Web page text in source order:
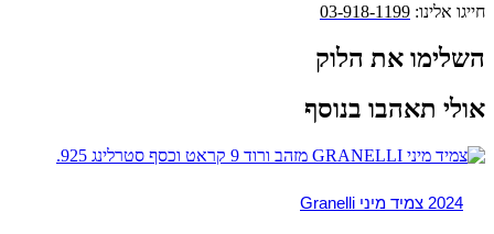
חייגו אלינו: 03-918-1199
השלימו את הלוק
אולי תאהבו בנוסף
2024 צמיד מיני Granelli